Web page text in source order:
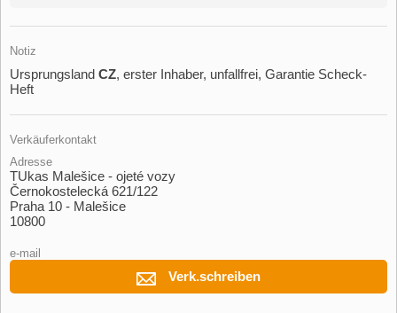
Notiz
Ursprungsland CZ,​ erster Inhaber,​ unfallfrei,​ Garantie Scheck​-
Heft
Verkäuferkontakt
Adresse
TUkas Malešice - ojeté vozy
Černokostelecká 621/122
Praha 10 - Malešice
10800
e-mail
Verk.schreiben